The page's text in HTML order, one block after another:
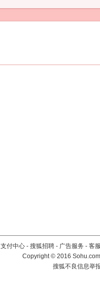
支付中心 - 搜狐招聘 - 广告服务 - 客
Copyright©2016
搜狐不良信息举